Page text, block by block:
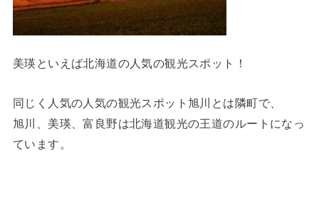
美瑛といえば北海道の人気の観光スポット！
同じく人気の人気の観光スポット旭川とは隣町で、
旭川、美瑛、富良野は北海道観光の王道のルートになっ
ています。